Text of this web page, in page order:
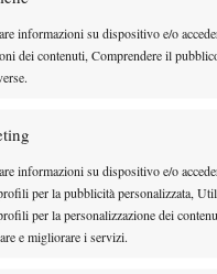
informazioni su dispositivo e/o
dei contenuti, Comprendere il
informazioni su dispositivo e/o
per la pubblicità personalizzata,
per la personalizzazione dei
e migliorare i servizi.
fa viaggiare
diversa, e si
i giusti
anche da questi
svolta che poi serve
posso certamente